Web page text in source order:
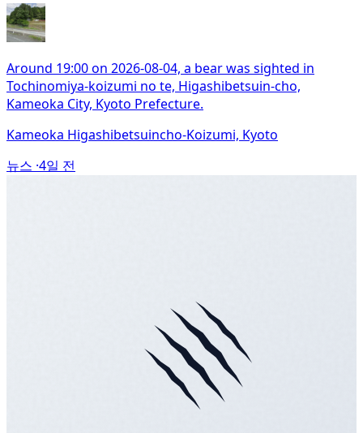
Around 19:00 on 2026-08-04, a bear was sighted in
Tochinomiya-koizumi no te, Higashibetsuin-cho,
Kameoka City, Kyoto Prefecture.
Kameoka Higashibetsuincho-Koizumi, Kyoto
뉴스 ·4일 전